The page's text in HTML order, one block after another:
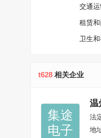
交通
租赁
卫生
t628 相关企业
集途
电子
温
法
地